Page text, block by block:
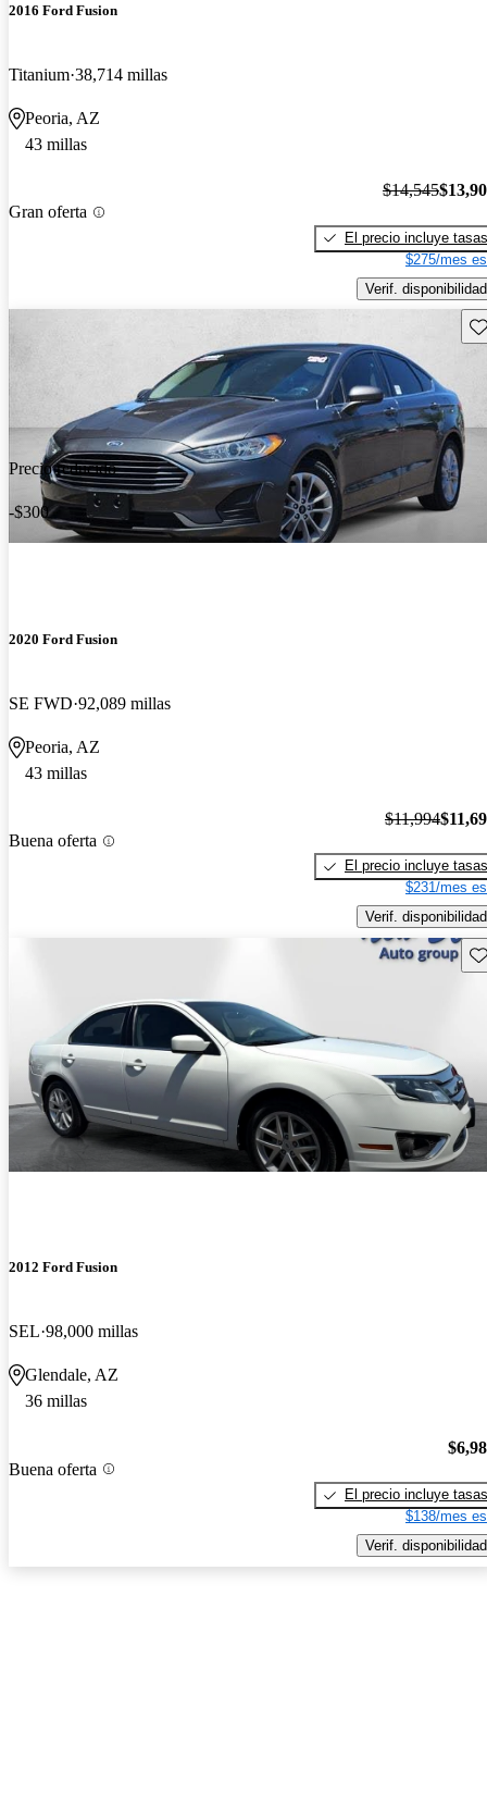
2016 Ford Fusion
Titanium 38,714 millas
Peoria, AZ
43 millas
Gran oferta
$14,545
El precio incluye tasas
$275/mes
Verif. disponibilidad
Precio reducido
-$300
2020 Ford Fusion
SE FWD 92,089 millas
Peoria, AZ
43 millas
Buena oferta
$11,994
El precio incluye tasas
$231/mes
Verif. disponibilidad
2012 Ford Fusion
SEL 98,000 millas
Glendale, AZ
36 millas
Buena oferta
El precio incluye tasas
$138/mes
Verif. disponibilidad